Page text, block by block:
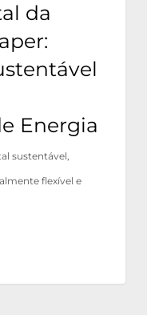
da
Energia
sustentável,
flexível e